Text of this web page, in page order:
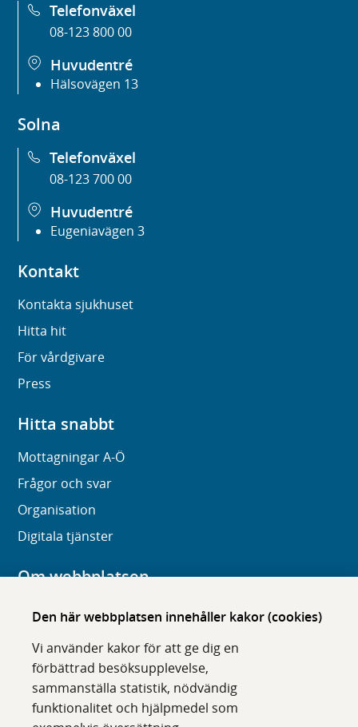
Den här webbplatsen innehåller kakor (cookies)
Vi använder kakor för att ge dig en
förbättrad besöksupplevelse,
sammanställa statistik, nödvändig
funktionalitet och hjälpmedel som
Telefonväxel
08-123 800 00
Huvudentré
Hälsovägen 13
Solna
Telefonväxel
08-123 700 00
Huvudentré
Eugeniavägen 3
Kontakt
Kontakta sjukhuset
Hitta hit
För vårdgivare
Press
Hitta snabbt
Mottagningar A-Ö
Frågor och svar
Organisation
Digitala tjänster
Om webbplatsen
Om karolinska.se
Tillgänglighet
Om cookies